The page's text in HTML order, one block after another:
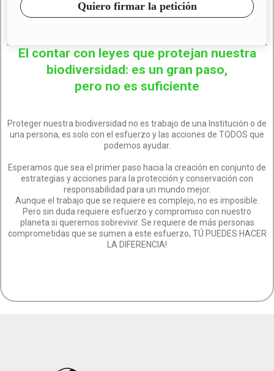
Quiero firmar la petición
El contar con leyes que protejan nuestra
biodiversidad: es un gran paso,
pero no es suficiente
Proteger nuestra biodiversidad no es trabajo de una Institución o de
una persona, es solo con el esfuerzo y las acciones de TODOS que
podemos ayudar.
Esperamos que sea el primer paso hacia la creación en conjunto de
estrategias y acciones para la protección y conservación con
responsabilidad para un mundo mejor.
Aunque el trabajo que se requiere es complejo, no es imposible.
Pero sin duda requiere esfuerzo y compromiso con nuestro
planeta si queremos sobrevivir. Se requiere de más personas
comprometidas que se sumen a este esfuerzo, TÚ PUEDES HACER
LA DIFERENCIA!